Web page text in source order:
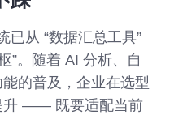
已从 “数据汇总工具”
”。随着 AI 分析、自
的普及，企业在选型
升 —— 既要适配当前